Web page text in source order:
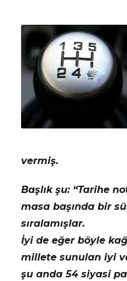
vermiş.
Başlık şu: “Tarihe
masa başında bir
sıralamışlar.
İyi de eğer böyle
millete sunulan iyi
şu anda 54 siyasi